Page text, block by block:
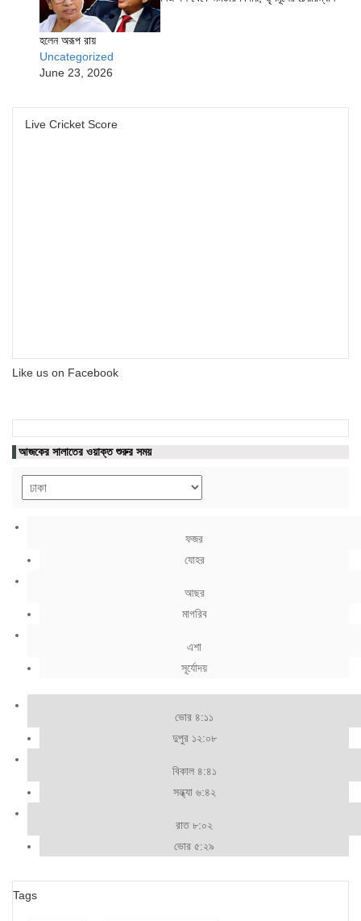
হলেন অরূপ রায়
Uncategorized
June 23, 2026
Live Cricket Score
Like us on Facebook
আজকের সালাতের ওয়াক্ত শুরুর সময়
ফজর
যোহর
আছর
মাগরিব
এশা
সূর্যোদয়
ভোর ৪:১১
দুপুর ১২:০৮
বিকাল ৪:৪১
সন্ধ্যা ৬:৪২
রাত ৮:০২
ভোর ৫:২৯
Tags